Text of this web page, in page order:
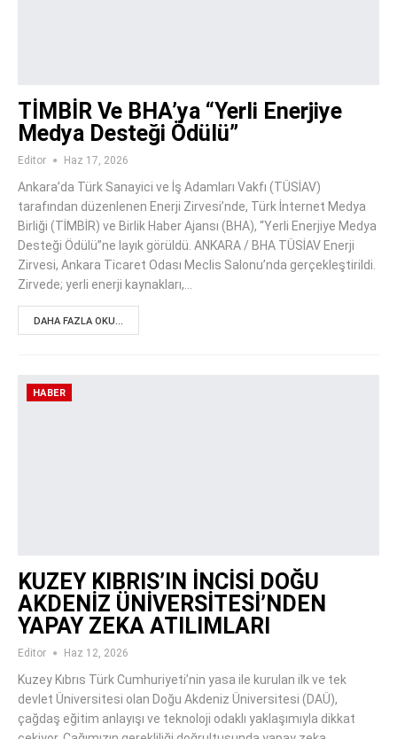
TİMBİR Ve BHA’ya “Yerli Enerjiye
Medya Desteği Ödülü”
Editor Haz 17, 2026
Ankara’da Türk Sanayici ve İş Adamları Vakfı (TÜSİAV)
tarafından düzenlenen Enerji Zirvesi’nde, Türk İnternet Medya
Birliği (TİMBİR) ve Birlik Haber Ajansı (BHA), “Yerli Enerjiye Medya
Desteği Ödülü”ne layık görüldü. ANKARA / BHA TÜSİAV Enerji
Zirvesi, Ankara Ticaret Odası Meclis Salonu’nda gerçekleştirildi.
Zirvede; yerli enerji kaynakları,…
DAHA FAZLA OKU...
HABER
KUZEY KIBRIS’IN İNCİSİ DOĞU
AKDENİZ ÜNİVERSİTESİ’NDEN
YAPAY ZEKA ATILIMLARI
Editor Haz 12, 2026
Kuzey Kıbrıs Türk Cumhuriyeti’nin yasa ile kurulan ilk ve tek
devlet Üniversitesi olan Doğu Akdeniz Üniversitesi (DAÜ),
çağdaş eğitim anlayışı ve teknoloji odaklı yaklaşımıyla dikkat